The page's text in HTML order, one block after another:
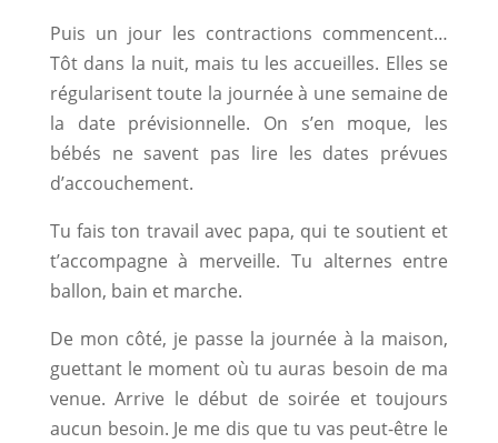
Puis un jour les contractions commencent…
Tôt dans la nuit, mais tu les accueilles. Elles se
régularisent toute la journée à une semaine de
la date prévisionnelle. On s’en moque, les
bébés ne savent pas lire les dates prévues
d’accouchement.
Tu fais ton travail avec papa, qui te soutient et
t’accompagne à merveille. Tu alternes entre
ballon, bain et marche.
De mon côté, je passe la journée à la maison,
guettant le moment où tu auras besoin de ma
venue. Arrive le début de soirée et toujours
aucun besoin. Je me dis que tu vas peut-être le